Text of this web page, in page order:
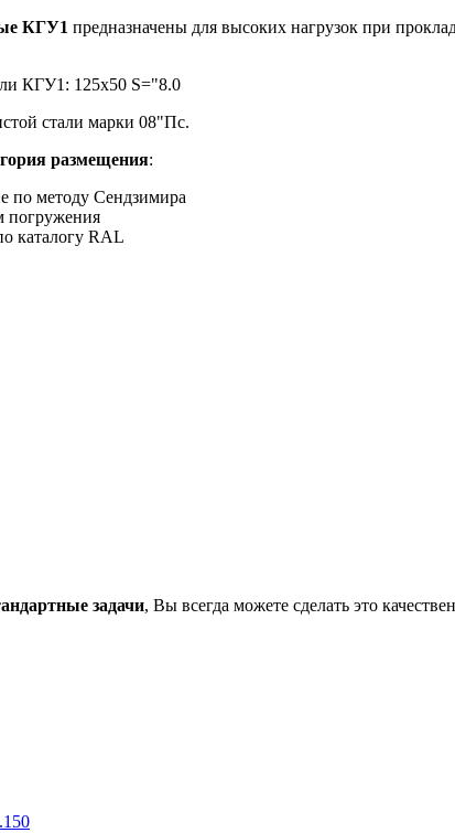
КГУ1 предназначены для высоких нагрузок при
КГУ1: 125х50 S="8.0
стали марки 08"Пс.
размещения:
по методу Сендзимира
погружения
каталогу RAL
задачи, Вы всегда можете сделать это